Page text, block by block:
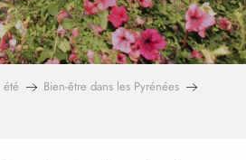
été
Bien-être dans les Pyrénées